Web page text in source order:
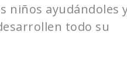
niños ayudándoles
todo su